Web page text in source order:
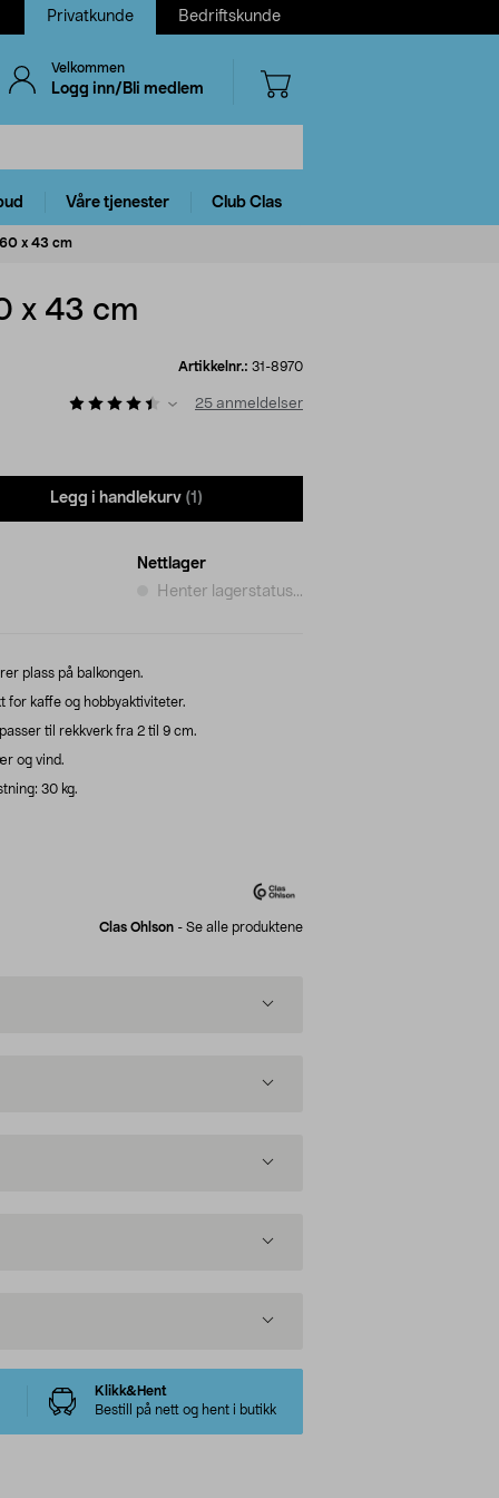
Privatkunde Bedriftskunde
Velkommen
Logg inn/Bli medlem
Våre tjenester Club Clas
x 43 cm
x 43 cm
Artikkelnr.: 31-8970
25 anmeldelser
Legg i handlekurv (1)
Nettlager
Henter lagerstatus...
plass på balkongen.
for kaffe og hobbyaktiviteter.
til rekkverk fra 2 til 9 cm.
og vind.
30 kg.
Clas Ohlson - Se alle produktene
Klikk&Hent
Bestill på nett og hent i butikk